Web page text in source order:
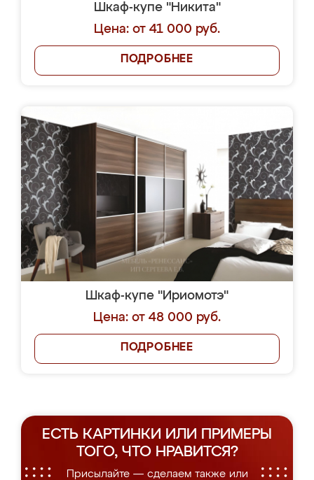
Шкаф-купе "Никита"
Цена: от 41 000 руб.
ПОДРОБНЕЕ
Шкаф-купе "Ириомотэ"
Цена: от 48 000 руб.
ПОДРОБНЕЕ
ЕСТЬ КАРТИНКИ ИЛИ ПРИМЕРЫ
ТОГО, ЧТО НРАВИТСЯ?
Присылайте — сделаем также или